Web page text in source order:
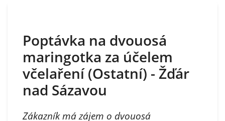
Zaregistrovat se
Poptávka na dvouosá
maringotka za účelem
včelaření (Ostatní) - Žďár
nad Sázavou
Zákazník má zájem o dvouosá